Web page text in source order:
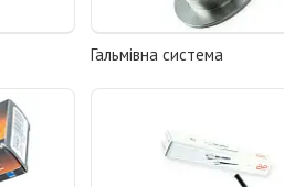
Гальмівна система